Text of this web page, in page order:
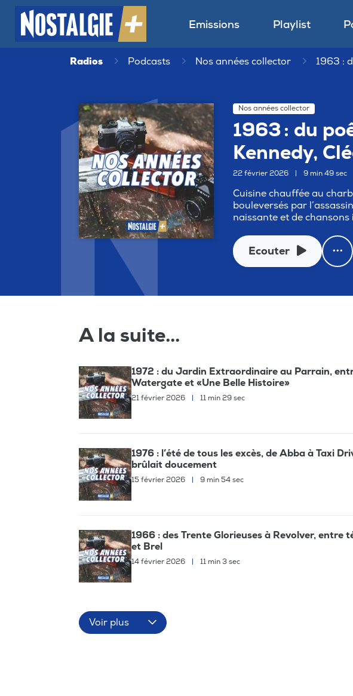
Emissions Playlist
Radios Podcasts Nos années collector 1963 :
Nos années collector
1963 : du
Kennedy,
22 février 2026 9 min 49 sec
Cuisine chauffée au
bouleversés par
naissante et de chansons
Ecouter
A la suite...
1972 : du Jardin Extraordinaire au Parrain,
Watergate et «Une Belle Histoire»
21 février 2026 | 11 min 29 sec
1976 : l’été de tous les excès, de Abba à Taxi
brûlait doucement
15 février 2026 | 9 min 54 sec
1966 : des Trente Glorieuses à Revolver, entre
et Brel
14 février 2026 | 11 min 3 sec
Voir plus